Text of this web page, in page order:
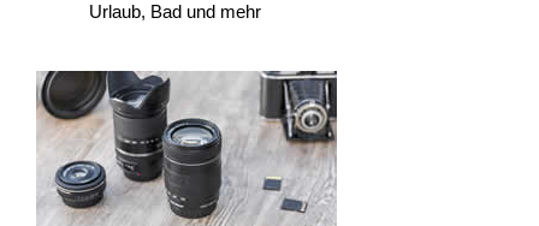
Urlaub, Bad und mehr